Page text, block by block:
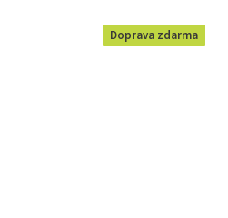
Doprava zdarma